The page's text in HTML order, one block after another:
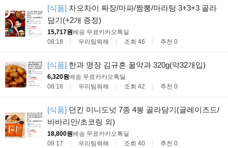
[식품] 차오차이 짜장/마파/짬뽕/마라탕 3+3+3 골라
담기(+2개 증정)
15,717원배송 무료카카오톡딜
08:18
우리팀뭐해 조회 46 추천 0
[식품] 한과 명장 김규흔 꿀약과 320g(약32개입)
6,320원배송 무료카카오톡딜
08:18
우리팀뭐해 조회 42 추천 0
[식품] 던킨 미니도넛 7종 4봉 골라담기(글레이즈드/
바바리안/초코링 외)
18,800원배송 무료카카오톡딜
08:17
우리팀뭐해 조회 40 추천 0